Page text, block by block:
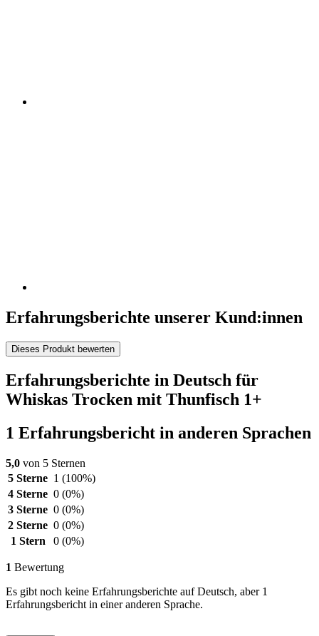
Erfahrungsberichte unserer Kund:innen
Dieses Produkt bewerten
Erfahrungsberichte in Deutsch für
Whiskas Trocken mit Thunfisch 1+
1 Erfahrungsbericht in anderen Sprachen
5,0 von 5 Sternen
5 Sterne 1 (100%)
4 Sterne 0 (0%)
3 Sterne 0 (0%)
2 Sterne 0 (0%)
1 Stern
0 (0%)
1 Bewertung
Es gibt noch keine Erfahrungsberichte auf Deutsch, aber 1
Erfahrungsbericht in einer anderen Sprache.